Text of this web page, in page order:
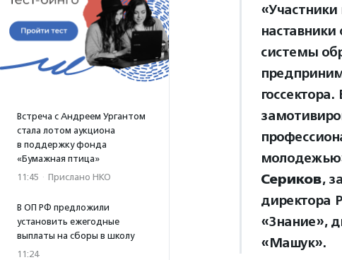
Встреча с Андреем Ургантом
стала лотом аукциона
в поддержку фонда
«Бумажная птица»
11:45 · Прислано НКО
В ОП РФ предложили
установить ежегодные
выплаты на сборы в школу
11:24
системы
Сериков,
директора
«Знание»,
«Машук».